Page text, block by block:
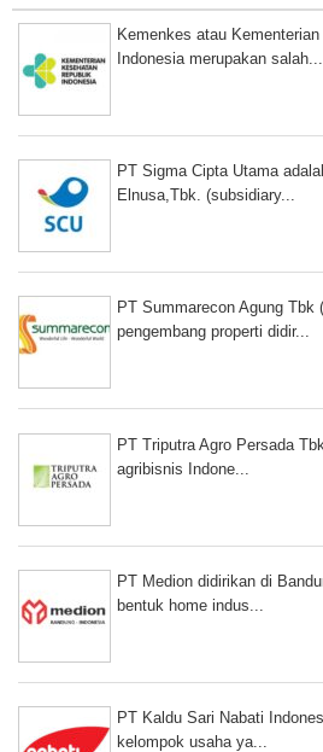
Kemenkes atau
Indonesia merupakan salah...
PT Sigma Cipta Utama
Elnusa,Tbk. (subsidiary...
PT Summarecon Agung Tbk
pengembang properti didir...
PT Triputra Agro Persada
agribisnis Indone...
PT Medion didirikan di
bentuk home indus...
PT Kaldu Sari Nabati
kelompok usaha ya...